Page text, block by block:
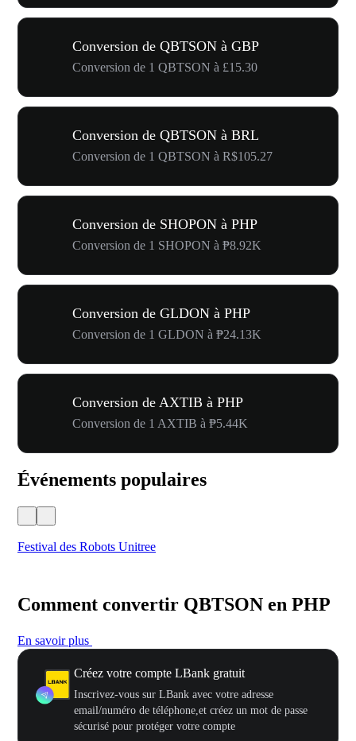
Conversion de QBTSON à GBP
Conversion de 1 QBTSON à £15.30
Conversion de QBTSON à BRL
Conversion de 1 QBTSON à R$105.27
Conversion de SHOPON à PHP
Conversion de 1 SHOPON à ₱8.92K
Conversion de GLDON à PHP
Conversion de 1 GLDON à ₱24.13K
Conversion de AXTIB à PHP
Conversion de 1 AXTIB à ₱5.44K
Événements populaires
Festival des Robots Unitree
Comment convertir QBTSON en PHP
En savoir plus
Créez votre compte LBank gratuit
Inscrivez-vous sur LBank avec votre adresse
email/numéro de téléphone,et créez un mot de passe
sécurisé pour protéger votre compte